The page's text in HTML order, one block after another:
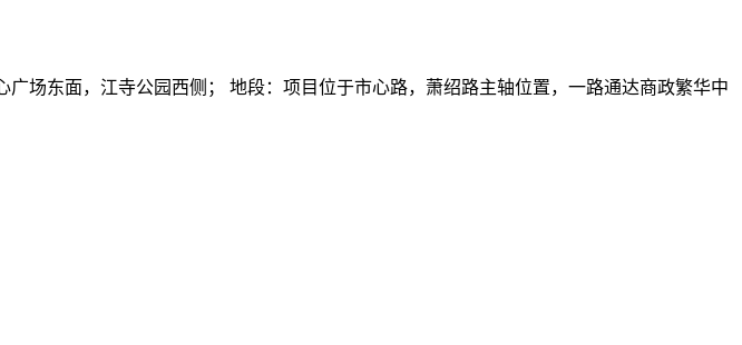
场东面，江寺公园西侧； 地段：项目位于市心路，萧绍路主轴位置，一路通达商政繁华中